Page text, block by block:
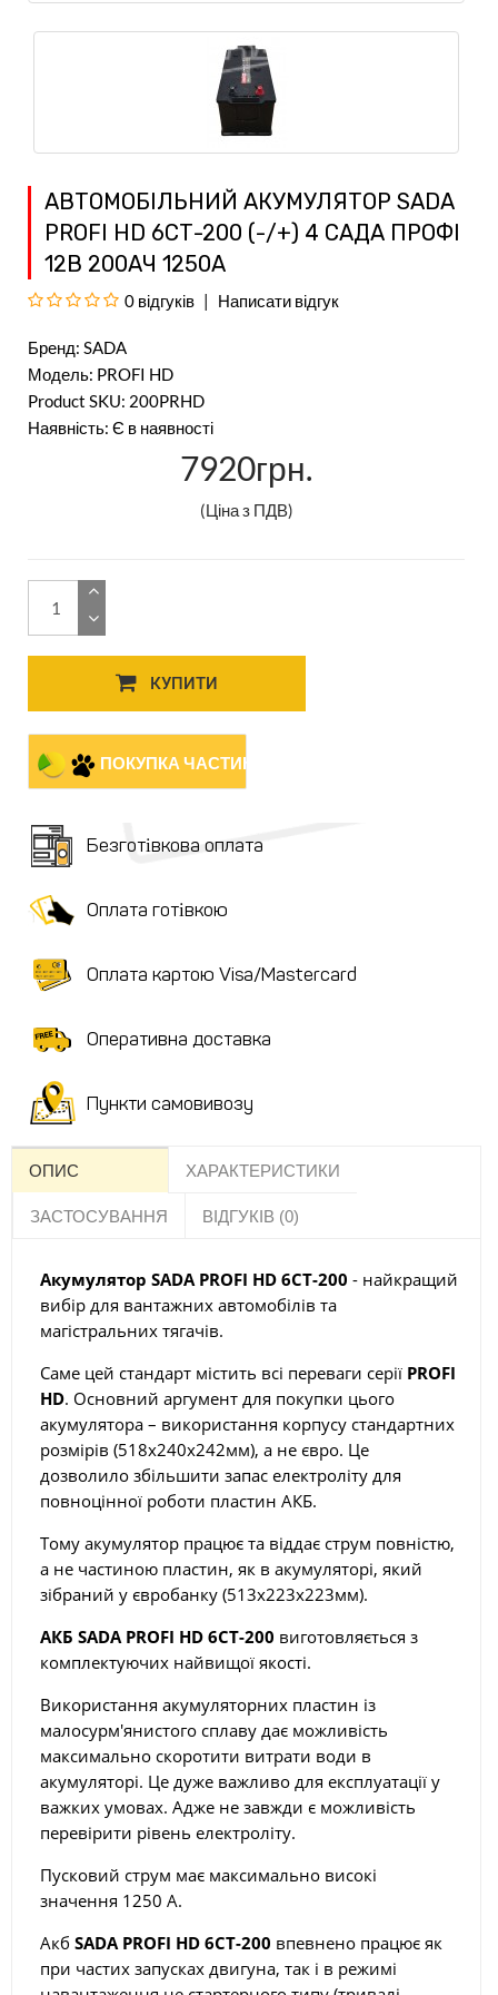
АВТОМОБІЛЬНИЙ АКУМУЛЯТОР SADA
PROFI HD 6СТ-200 (-/+) 4 САДА ПРОФІ
12В 200АЧ 1250А
0 відгуків Написати відгук
Бренд: SADA
Модель: PROFI HD
Product SKU: 200PRHD
Наявність: Є в наявності
7920грн.
(Ціна з ПДВ)
КУПИТИ
ПОКУПКА ЧАСТИНАМИ
Безготівкова оплата
Оплата готівкою
Оплата картою Visa/Mastercard
Оперативна доставка
Пункти самовивозу
ОПИС ХАРАКТЕРИСТИКИ
ЗАСТОСУВАННЯ ВІДГУКІВ (0)
Акумулятор SADA PROFI HD 6СТ-200 - найкращий
вибір для вантажних автомобілів та
магістральних тягачів.
Саме цей стандарт містить всі переваги серії PROFI
HD. Основний аргумент для покупки цього
акумулятора – використання корпусу стандартних
розмірів (518х240х242мм), а не євро. Це
дозволило збільшити запас електроліту для
повноцінної роботи пластин АКБ.
Тому акумулятор працює та віддає струм повністю,
а не частиною пластин, як в акумуляторі, який
зібраний у євробанку (513х223х223мм).
АКБ SADA PROFI HD 6СТ-200 виготовляється з
комплектуючих найвищої якості.
Використання акумуляторних пластин із
малосурм'янистого сплаву дає можливість
максимально скоротити витрати води в
акумуляторі. Це дуже важливо для експлуатації у
важких умовах. Адже не завжди є можливість
перевірити рівень електроліту.
Пусковий струм має максимально високі
значення 1250 А.
Акб SADA PROFI HD 6СТ-200 впевнено працює як
при частих запусках двигуна, так і в режимі